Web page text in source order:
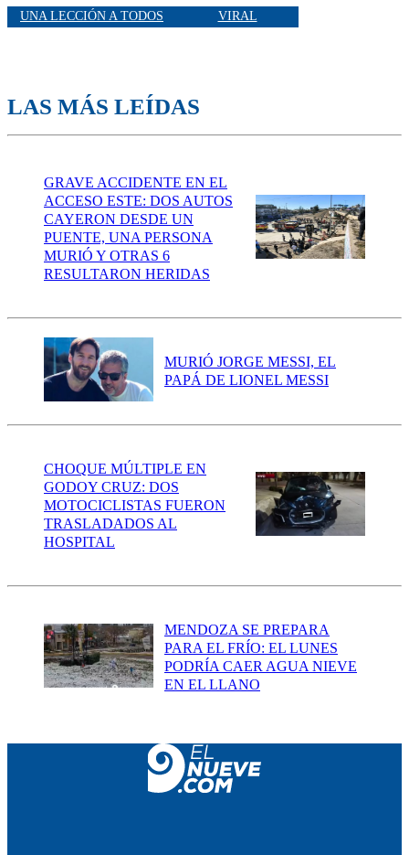
UNA LECCIÓN A TODOS VIRAL
LAS MÁS LEÍDAS
GRAVE ACCIDENTE EN EL
ACCESO ESTE: DOS AUTOS
CAYERON DESDE UN
PUENTE, UNA PERSONA
MURIÓ Y OTRAS 6
RESULTARON HERIDAS
MURIÓ JORGE MESSI, EL
PAPÁ DE LIONEL MESSI
CHOQUE MÚLTIPLE EN
GODOY CRUZ: DOS
MOTOCICLISTAS FUERON
TRASLADADOS AL
HOSPITAL
MENDOZA SE PREPARA
PARA EL FRÍO: EL LUNES
PODRÍA CAER AGUA NIEVE
EN EL LLANO